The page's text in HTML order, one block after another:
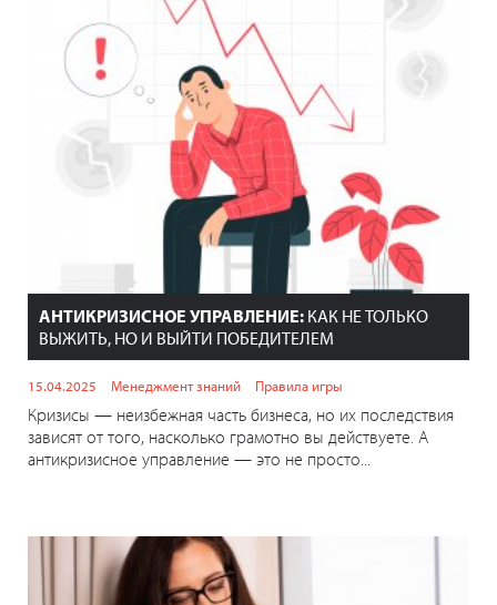
АНТИКРИЗИСНОЕ УПРАВЛЕНИЕ: КАК НЕ ТОЛЬКО
ВЫЖИТЬ, НО И ВЫЙТИ ПОБЕДИТЕЛЕМ
15.04.2025 Менеджмент знаний Правила игры
Кризисы — неизбежная часть бизнеса, но их последствия
зависят от того, насколько грамотно вы действуете. А
антикризисное управление — это не просто...